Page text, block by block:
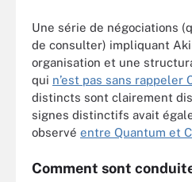
Une série de négociations
de consulter) impliquant
organisation et une
qui n’est pas sans rappeler
distincts sont clairement
signes distinctifs avait
observé entre Quantum et
Comment sont